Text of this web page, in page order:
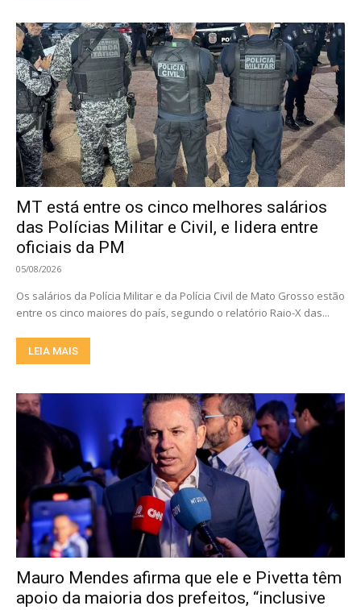
MT está entre os cinco melhores salários
das Polícias Militar e Civil, e lidera entre
oficiais da PM
05/08/2026
Os salários da Polícia Militar e da Polícia Civil de Mato Grosso estão
entre os cinco maiores do país, segundo o relatório Raio-X das...
LEIA MAIS
Mauro Mendes afirma que ele e Pivetta têm
apoio da maioria dos prefeitos, “inclusive